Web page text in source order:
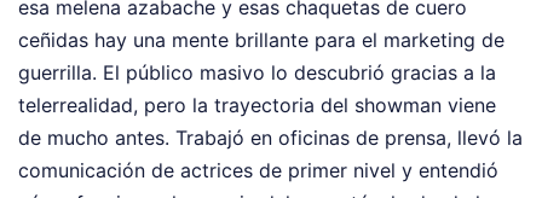
esa melena azabache y esas chaquetas de cuero
ceñidas hay una mente brillante para el marketing de
guerrilla. El público masivo lo descubrió gracias a la
telerrealidad, pero la trayectoria del showman viene
de mucho antes. Trabajó en oficinas de prensa, llevó la
comunicación de actrices de primer nivel y entendió